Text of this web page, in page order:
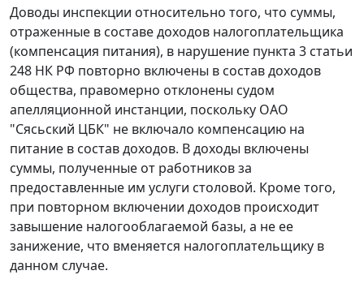
Доводы инспекции относительно того, что суммы,
отраженные в составе доходов налогоплательщика
(компенсация питания), в нарушение пункта 3 статьи
248 НК РФ повторно включены в состав доходов
общества, правомерно отклонены судом
апелляционной инстанции, поскольку ОАО
"Сясьский ЦБК" не включало компенсацию на
питание в состав доходов. В доходы включены
суммы, полученные от работников за
предоставленные им услуги столовой. Кроме того,
при повторном включении доходов происходит
завышение налогооблагаемой базы, а не ее
занижение, что вменяется налогоплательщику в
данном случае.